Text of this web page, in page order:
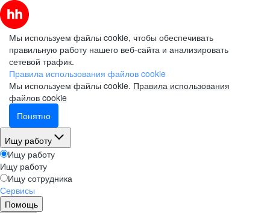
Мы используем файлы cookie, чтобы обеспечивать
правильную работу нашего веб-сайта и анализировать
сетевой трафик.
Правила использования файлов cookie
Мы используем файлы cookie. Правила использования
файлов cookie
Понятно
Ищу работу
Ищу работу
Ищу работу
Ищу сотрудника
Сервисы
Помощь